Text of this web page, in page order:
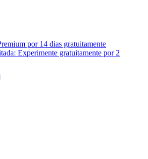
por 14 dias gratuitamente
Experimente gratuitamente por 2